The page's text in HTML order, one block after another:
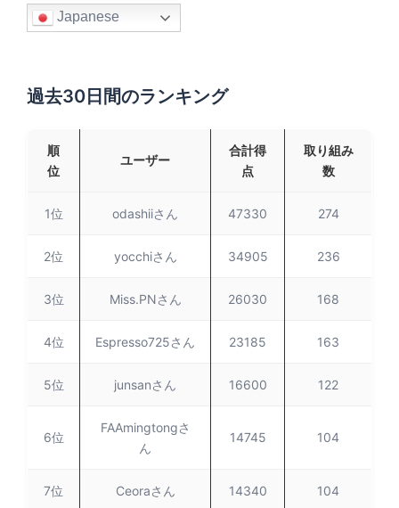
Japanese
過去30日間のランキング
順
位
ユーザー
合計得
点
取り組み
数
1位 odashiiさん 47330 274
2位 yocchiさん 34905 236
3位 Miss.PNさん 26030 168
4位 Espresso725さん 23185 163
5位 junsanさん 16600 122
6位
FAAmingtongさ
ん
14745 104
7位 Ceoraさん 14340 104